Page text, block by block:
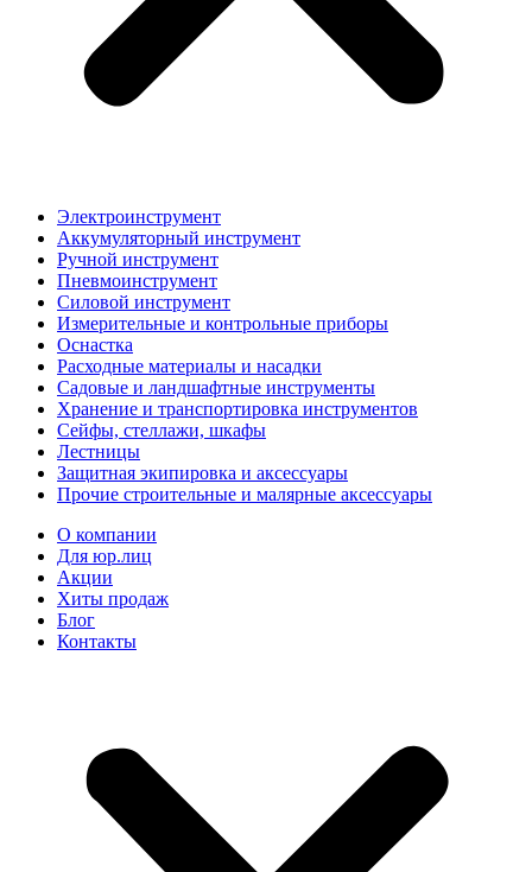
Электроинструмент
Аккумуляторный инструмент
Ручной инструмент
Пневмоинструмент
Силовой инструмент
Измерительные и контрольные приборы
Оснастка
Расходные материалы и насадки
Садовые и ландшафтные инструменты
Хранение и транспортировка инструментов
Сейфы, стеллажи, шкафы
Лестницы
Защитная экипировка и аксессуары
Прочие строительные и малярные аксессуары
О компании
Для юр.лиц
Акции
Хиты продаж
Блог
Контакты